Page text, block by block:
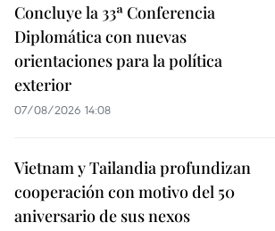
Concluye la 33ª Conferencia
Diplomática con nuevas
orientaciones para la política
exterior
07/08/2026 14:08
Vietnam y Tailandia profundizan
cooperación con motivo del 50
aniversario de sus nexos